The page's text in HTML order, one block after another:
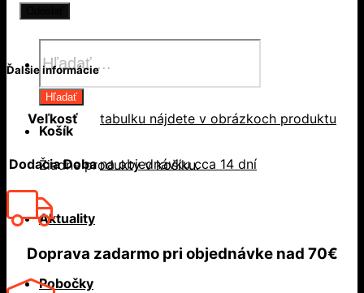
search
Hľadať
Košík
Žiadne produkty v košíku.
Aktuality
Pobočky
Ďalšie informácie
Veľkosť tabulku nájdete v obrázkoch produktu
Dodacia Doba na objednávku cca 14 dní
Doprava zadarmo pri objednávke nad 70€